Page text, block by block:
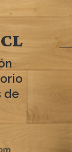
de